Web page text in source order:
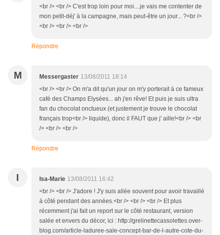
<br /> <br /> C'est trop loin pour moi....je vais me contenter de
mon petit-déj' à la campagne, mais peut-être un jour... ?<br />
<br /> <br /> <br />
Répondre
M Messergaster 13/08/2011 18:14
<br /> <br /> On m'a dit qu'un jour on m'y porterait à ce fameux
café des Champs Elysées... ah j'en rêve! Et puis je suis ultra
fan du chocolat onctueux (et justement je trouve le chocolat
français trop<br /> liquide), donc il FAUT que j' aille!<br /> <br
/> <br /> <br />
Répondre
I Isa-Marie 13/08/2011 16:42
<br /> <br /> J'adore ! J'y suis allée souvent pour avoir travaillé
à côté pendant des années.<br /> <br /> <br /> Et plus
récemment j'ai fait un report sur le côté restaurant, version
salée et envers du décor, ici : http://grelinettecassolettes.over-
blog.com/article-laduree-sale-concept-bar-de-l-autre-cote-du-